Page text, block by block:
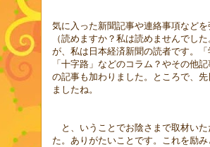
気に入った新聞記事や連絡事項など
（読めますか？私は読めませんでし
が、私は日本経済新聞の読者です。
「十字路」などのコラム？やその他
の記事も加わりました。ところで、
ましたね。
と、いうことでお陰さまで取材いた
た。ありがたいことです。これを励